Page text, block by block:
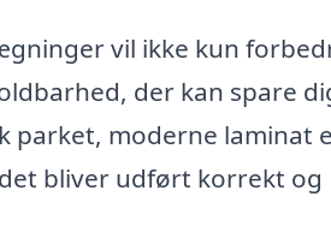
vil ikke kun
der kan spare
parket, moderne laminat
bliver udført korrekt og